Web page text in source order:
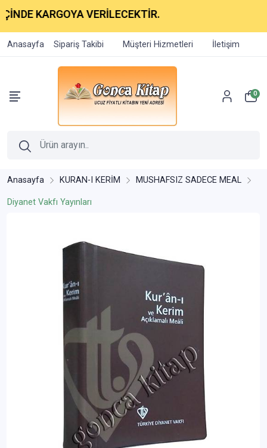
KARGOYA VERİLECEKTİR.
Anasayfa Sipariş Takibi Müşteri Hizmetleri İletişim
0
Anasayfa KURAN-I KERİM MUSHAFSIZ SADECE MEAL
Diyanet Vakfı Yayınları